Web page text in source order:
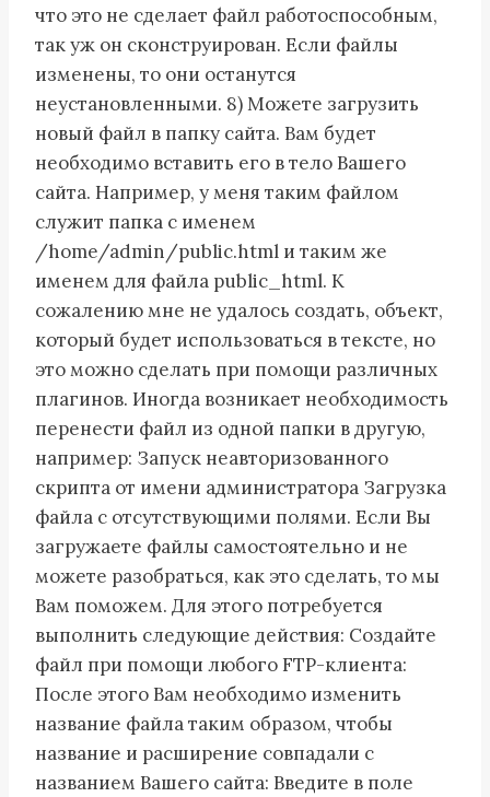
что это не сделает файл работоспособным,
так уж он сконструирован. Если файлы
изменены, то они останутся
неустановленными. 8) Можете загрузить
новый файл в папку сайта. Вам будет
необходимо вставить его в тело Вашего
сайта. Например, у меня таким файлом
служит папка с именем
/home/admin/public.html и таким же
именем для файла public_html. К
сожалению мне не удалось создать, объект,
который будет использоваться в тексте, но
это можно сделать при помощи различных
плагинов. Иногда возникает необходимость
перенести файл из одной папки в другую,
например: Запуск неавторизованного
скрипта от имени администратора Загрузка
файла с отсутствующими полями. Если Вы
загружаете файлы самостоятельно и не
можете разобраться, как это сделать, то мы
Вам поможем. Для этого потребуется
выполнить следующие действия: Создайте
файл при помощи любого FTP-клиента:
После этого Вам необходимо изменить
название файла таким образом, чтобы
название и расширение совпадали с
названием Вашего сайта: Введите в поле